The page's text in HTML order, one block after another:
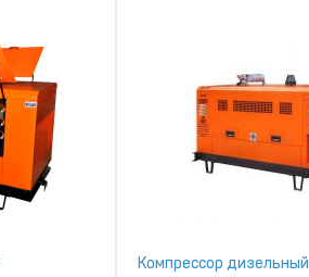
Компрессор дизельный